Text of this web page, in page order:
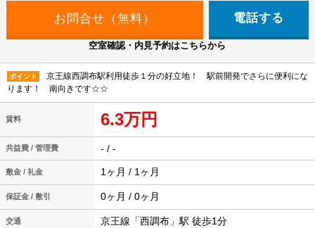
電話する
空室確認・内見予約はこちらから
ポイント
京王線西調布駅利用徒歩１分の好立地！ 駅前開発でさらに便利にな
ります！ 南向きです☆☆
賃料 6.3万円
共益費 / 管理費 - / -
敷金 / 礼金 1ヶ月 / 1ヶ月
保証金 / 敷引 0ヶ月 / 0ヶ月
交通 京王線「西調布」駅 徒歩1分